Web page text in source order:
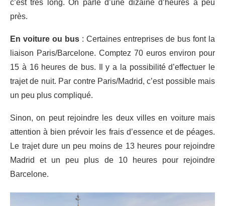
c’est très long. On parle d’une dizaine d’heures à peu
près.
En voiture ou bus : Certaines entreprises de bus font la
liaison Paris/Barcelone. Comptez 70 euros environ pour
15 à 16 heures de bus. Il y a la possibilité d’effectuer le
trajet de nuit. Par contre Paris/Madrid, c’est possible mais
un peu plus compliqué.
Sinon, on peut rejoindre les deux villes en voiture mais
attention à bien prévoir les frais d’essence et de péages.
Le trajet dure un peu moins de 13 heures pour rejoindre
Madrid et un peu plus de 10 heures pour rejoindre
Barcelone.